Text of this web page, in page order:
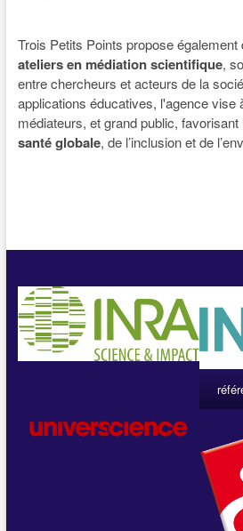
Trois Petits Points propose également
ateliers en médiation scientifique,
entre chercheurs et acteurs de la
applications éducatives, l'agence vise
médiateurs, et grand public, favorisant
santé globale, de l’inclusion et de